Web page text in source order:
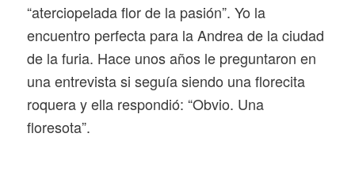
“aterciopelada flor de la pasión”. Yo la
encuentro perfecta para la Andrea de la ciudad
de la furia. Hace unos años le preguntaron en
una entrevista si seguía siendo una florecita
roquera y ella respondió: “Obvio. Una
floresota”.